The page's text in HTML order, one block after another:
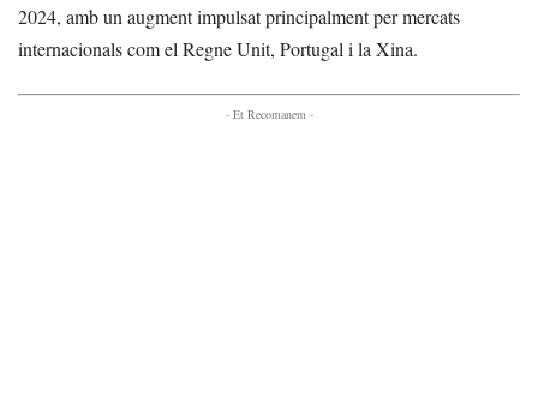
2024, amb un augment impulsat principalment per mercats
internacionals com el Regne Unit, Portugal i la Xina.
- Et Recomanem -